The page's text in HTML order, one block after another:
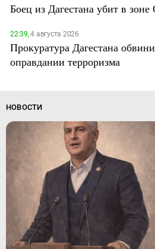
Боец из Дагестана убит в
22:39,4 августа 2026
Прокуратура Дагестана
оправдании терроризма
НОВОСТИ